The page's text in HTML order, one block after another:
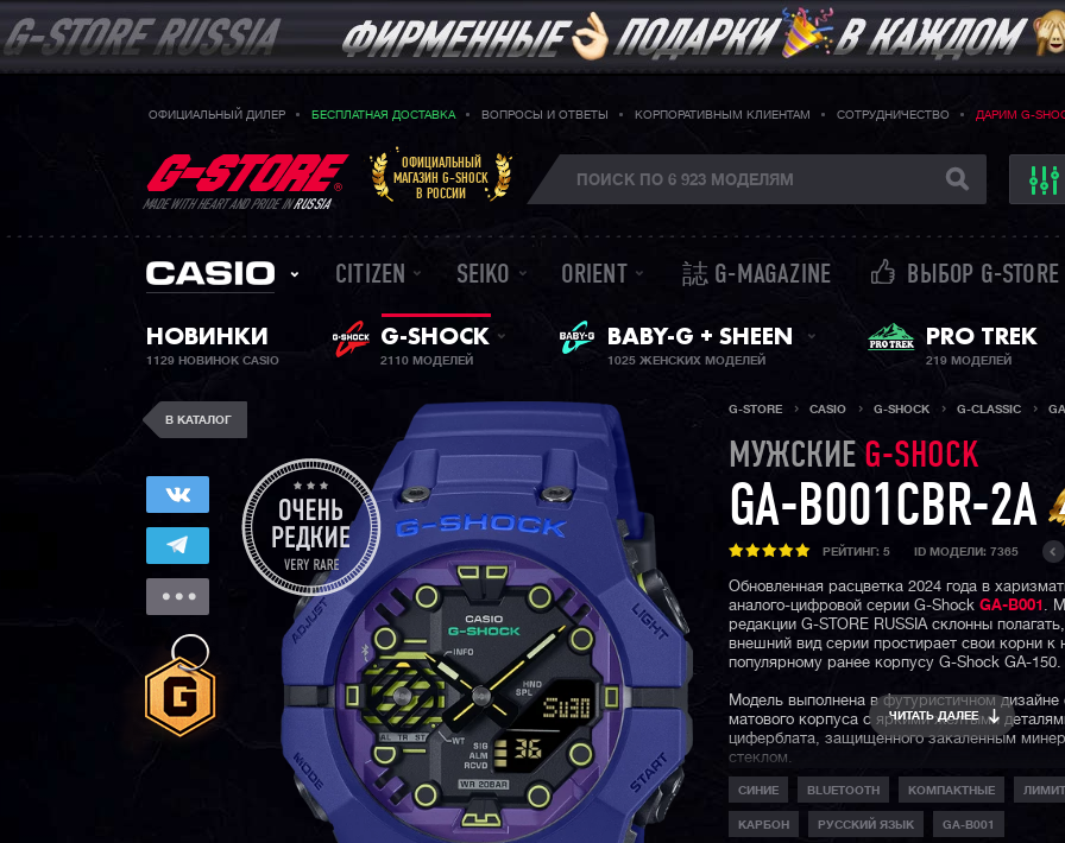
ОФИЦИАЛЬНЫЙ ДИЛЕР БЕСПЛАТНАЯ ДОСТАВКА ВОПРОСЫ И ОТВЕТЫ КОРПОРАТИВНЫМ КЛИЕНТАМ СОТРУДНИЧЕСТВО ДАРИМ G-
MADE WITH HEART AND PRIDE INRUSSIA
ОФИЦИАЛЬНЫЙ
МАГАЗИН G-SHOCK
В РОССИИ
CITIZEN SEIKO ORIENT 誌 G-MAGAZINE ВЫБОР G-STORE
НОВИНКИ
1129 НОВИНОК CASIO
G-SHOCK
2110 МОДЕЛЕЙ
BABY-G + SHEEN
1025 ЖЕНСКИХ МОДЕЛЕЙ
PRO TREK
219 МОДЕЛЕЙ
В КАТАЛОГ
G-STORE CASIO G-SHOCK G-CLASSIC
МУЖСКИЕ G-SHOCK
GA-B001CBR-2A
РЕЙТИНГ: 5 ID МОДЕЛИ: 7365
Обновленная расцветка 2024 года в
аналого-цифровой серии G-Shock GA-B001 .
редакции G-STORE RUSSIA склонны
внешний вид серии простирает свои корни к
популярному ранее корпусу G-Shock GA-150.
Модель выполнена в футуристичном дизайне
матового корпуса с яркими желтыми
циферблата, защищенного закаленным
стеклом.
На борту у модели технологичный модуль с
соединением со смартфоном, который
автоматически синхронизировать время с
ЧИТАТЬ ДАЛЕЕ
СИНИЕ BLUETOOTH КОМПАКТНЫЕ
КАРБОН РУССКИЙ ЯЗЫК GA-B001